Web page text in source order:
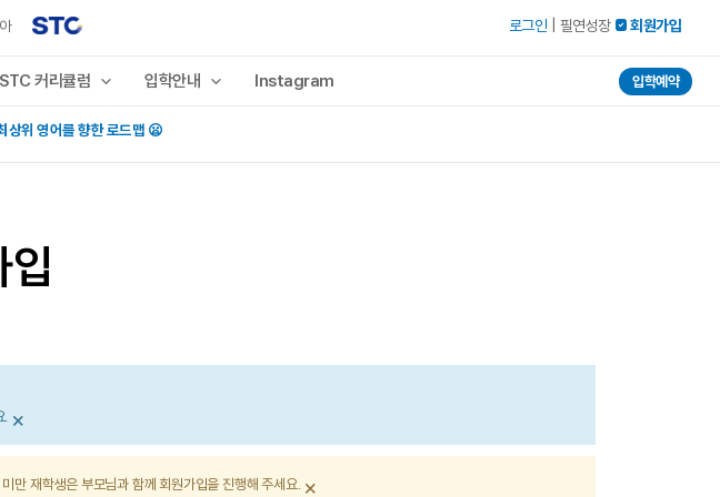
로그인 필연성장  회원가입
STC 커리큘럼 입학안내 Instagram 입학예약
상위 영어를 향한 로드맵 😦
×
만 재학생은 부모님과 함께 회원가입을 진행해 주세요. ×